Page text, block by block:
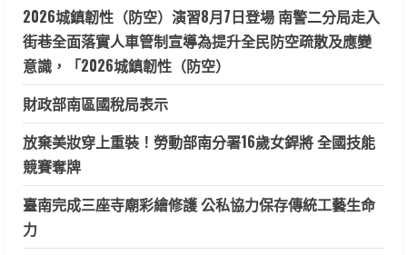
2026城鎮韌性（防空）演習8月7日登場 南警二分局走入
街巷全面落實人車管制宣導為提升全民防空疏散及應變
意識，「2026城鎮韌性（防空）
財政部南區國稅局表示
放棄美妝穿上重裝！勞動部南分署16歲女銲將 全國技能
競賽奪牌
臺南完成三座寺廟彩繪修護 公私協力保存傳統工藝生命
力